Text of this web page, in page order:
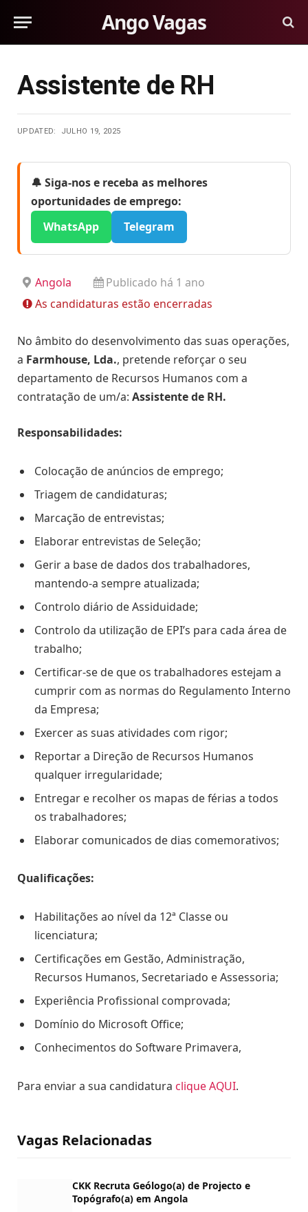
Ango Vagas
Assistente de RH
UPDATED: JULHO 19, 2025
🔔 Siga-nos e receba as melhores
oportunidades de emprego:
WhatsApp
Telegram
Angola
Publicado há 1 ano
As candidaturas estão encerradas
No âmbito do desenvolvimento das suas operações,
a Farmhouse, Lda., pretende reforçar o seu
departamento de Recursos Humanos com a
contratação de um/a: Assistente de RH.
Responsabilidades:
Colocação de anúncios de emprego;
Triagem de candidaturas;
Marcação de entrevistas;
Elaborar entrevistas de Seleção;
Gerir a base de dados dos trabalhadores,
mantendo-a sempre atualizada;
Controlo diário de Assiduidade;
Controlo da utilização de EPI’s para cada área de
trabalho;
Certificar-se de que os trabalhadores estejam a
cumprir com as normas do Regulamento Interno
da Empresa;
Exercer as suas atividades com rigor;
Reportar a Direção de Recursos Humanos
qualquer irregularidade;
Entregar e recolher os mapas de férias a todos
os trabalhadores;
Elaborar comunicados de dias comemorativos;
Qualificações:
Habilitações ao nível da 12ª Classe ou
licenciatura;
Certificações em Gestão, Administração,
Recursos Humanos, Secretariado e Assessoria;
Experiência Profissional comprovada;
Domínio do Microsoft Office;
Conhecimentos do Software Primavera,
Para enviar a sua candidatura clique AQUI.
Vagas Relacionadas
CKK Recruta Geólogo(a) de Projecto e
Topógrafo(a) em Angola